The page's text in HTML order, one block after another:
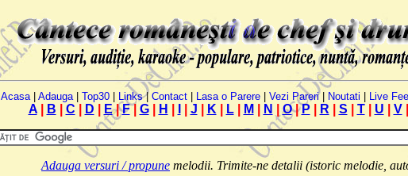
Acasa| Adauga| Top30 Links| Contact Lasa o Parere Vezi Pareri| Noutati Live
A| B C D E|F| G| H J K L| M N |O|P R S T| U V|
Adauga versuri / propune melodii. Trimite-ne detalii (istoric melodie,